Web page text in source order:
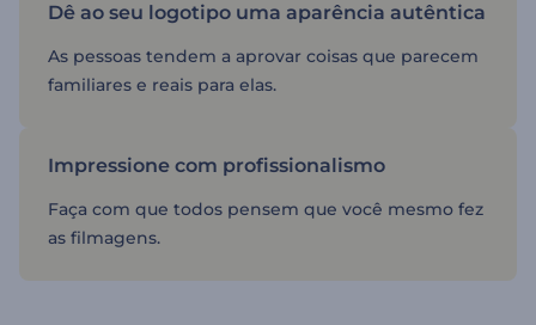
Dê ao seu logotipo uma aparência autêntica
As pessoas tendem a aprovar coisas que parecem
familiares e reais para elas.
Impressione com profissionalismo
Faça com que todos pensem que você mesmo fez
as filmagens.